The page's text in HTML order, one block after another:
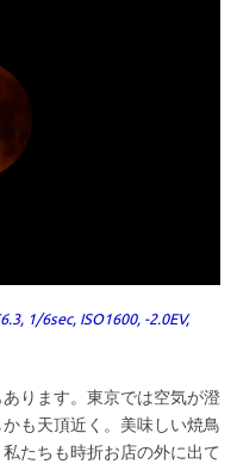
1/6sec, ISO1600, -2.0EV,
ります。東京では空気が澄
も天頂近く。美味しい焼鳥
たちも時折お店の外に出て